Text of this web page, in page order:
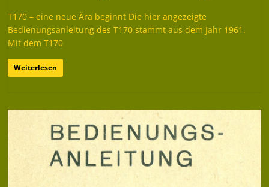
T170 – eine neue Ära beginnt Die hier angezeigte
Bedienungsanleitung des T170 stammt aus dem Jahr 1961.
Mit dem T170
Weiterlesen